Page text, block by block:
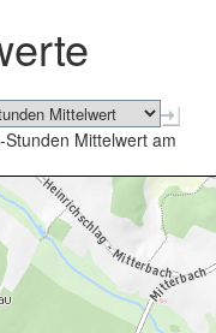
schließen
Mittelwert am